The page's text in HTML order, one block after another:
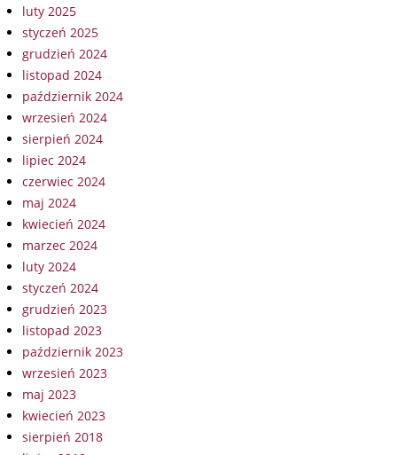
luty 2025
styczeń 2025
grudzień 2024
listopad 2024
październik 2024
wrzesień 2024
sierpień 2024
lipiec 2024
czerwiec 2024
maj 2024
kwiecień 2024
marzec 2024
luty 2024
styczeń 2024
grudzień 2023
listopad 2023
październik 2023
wrzesień 2023
maj 2023
kwiecień 2023
sierpień 2018